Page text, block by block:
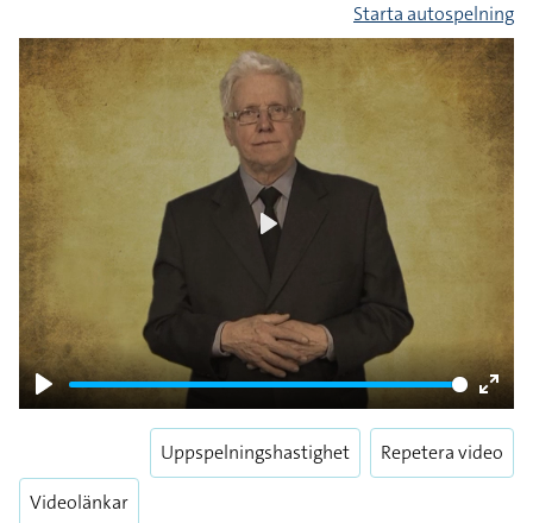
Starta autospelning
Play
Enter
Videolänkar
Uppspelningshastighet Repetera video